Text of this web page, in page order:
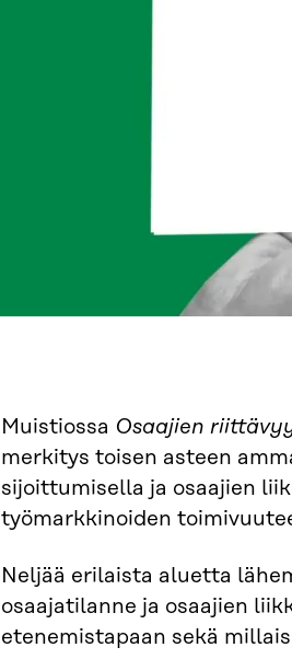
Muistiossa Osaajien
merkitys toisen asteen
sijoittumisella ja osaajien
työmarkkinoiden
Neljää erilaista aluetta
osaajatilanne ja osaajien
etenemistapaan sekä